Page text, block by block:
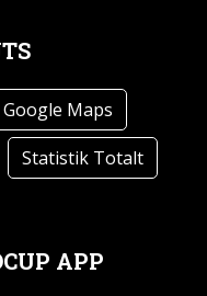
Google Maps
Statistik Totalt
APP